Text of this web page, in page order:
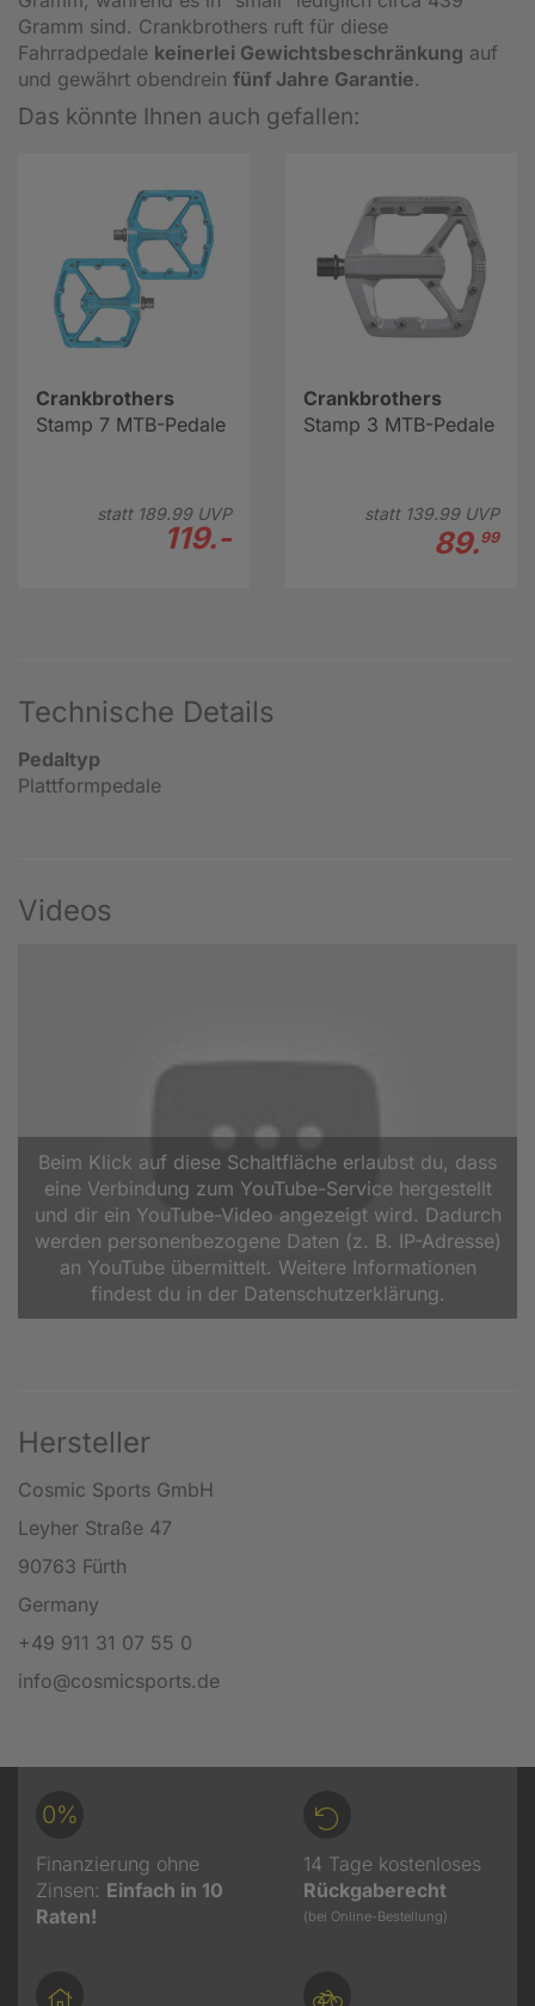
Gramm sind. Crankbrothers ruft für diese
Fahrradpedale keinerlei Gewichtsbeschränkung auf
und gewährt obendrein fünf Jahre Garantie.
Das könnte Ihnen auch gefallen:
Crankbrothers
Stamp 7 MTB-Pedale
statt 189.99UVP
119.-
Crankbrothers
Stamp 3 MTB-Pedale
statt 139.99UVP
89.99
Technische Details
Pedaltyp
Plattformpedale
Videos
Beim Klick auf diese Schaltfläche erlaubst du, dass
eine Verbindung zum YouTube-Service hergestellt
und dir ein YouTube-Video angezeigt wird. Dadurch
werden personenbezogene Daten (z. B. IP-Adresse)
an YouTube übermittelt. Weitere Informationen
findest du in der Datenschutzerklärung.
Hersteller
Cosmic Sports GmbH
Leyher Straße 47
90763 Fürth
Germany
+49 911 31 07 55 0
info@cosmicsports.de
0%
Finanzierung ohne
Zinsen: Einfach in 10
Raten!
14 Tage kostenloses
Rückgaberecht
(bei Online-Bestellung)